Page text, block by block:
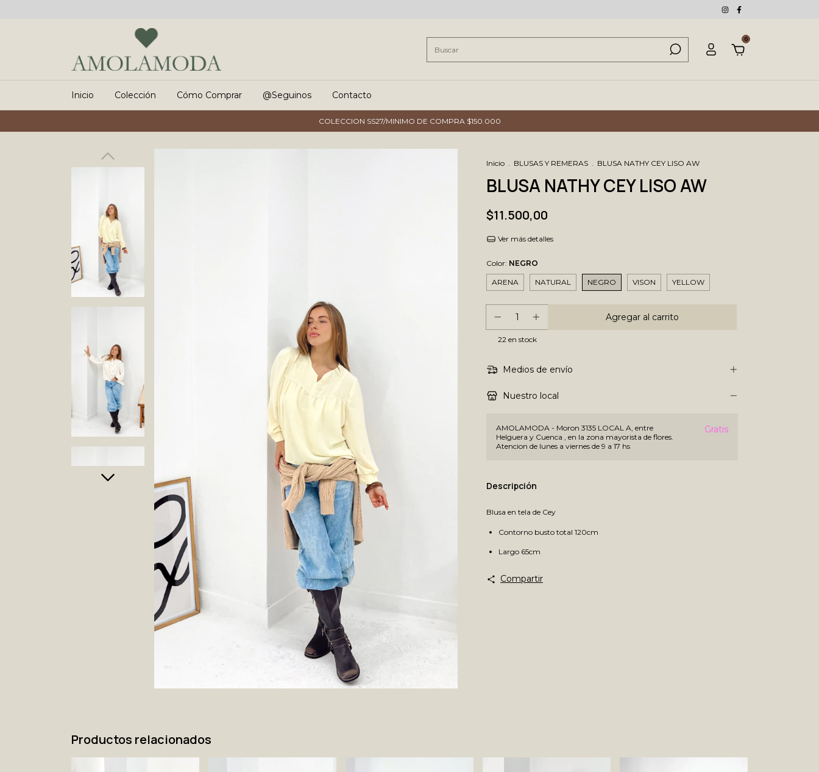
0
Inicio Colección Cómo Comprar @Seguinos Contacto
COLECCION SS27/MINIMO DE COMPRA $150.000
Inicio . BLUSAS Y REMERAS . BLUSA NATHY CEY LISO AW
BLUSA NATHY CEY LISO AW
$11.500,00
Ver más detalles
Color: NEGRO
ARENA NATURAL NEGRO VISON YELLOW
22en stock
Medios de envío
Nuestro local
AMOLAMODA - Moron 3135 LOCAL A, entre
Helguera y Cuenca , en la zona mayorista de flores.
Atencion de lunes a viernes de 9 a 17 hs
Gratis
Descripción
Blusa en tela de Cey
Contorno busto total 120cm
Largo 65cm
Compartir
Productos relacionados